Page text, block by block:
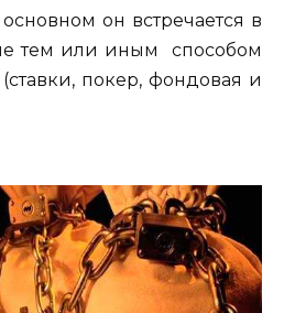
он встречается в
тем или иным способом
покер, фондовая и